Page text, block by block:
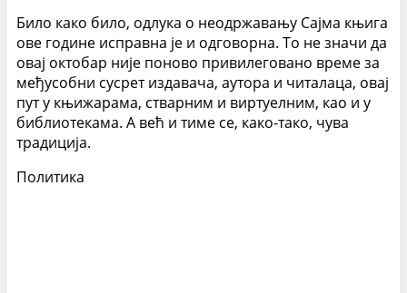
Било како било, одлука о неодржавању Сајма књига
ове године исправна је и одговорна. То не значи да
овај октобар није поново привилеговано време за
међусобни сусрет издавача, аутора и читалаца, овај
пут у књижарама, стварним и виртуелним, као и у
библиотекама. А већ и тиме се, како-тако, чува
традиција.
Политика